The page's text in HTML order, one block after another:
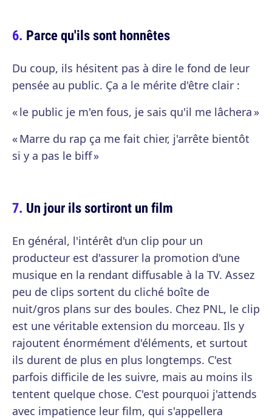
Parce qu'ils sont honnêtes
Du coup, ils hésitent pas à dire le fond de leur
pensée au public. Ça a le mérite d'être clair :
« le public je m'en fous, je sais qu'il me lâchera »
« Marre du rap ça me fait chier, j'arrête bientôt
si y a pas le biff »
Un jour ils sortiront un film
En général, l'intérêt d'un clip pour un
producteur est d'assurer la promotion d'une
musique en la rendant diffusable à la TV. Assez
peu de clips sortent du cliché boîte de
nuit/gros plans sur des boules. Chez PNL, le clip
est une véritable extension du morceau. Ils y
rajoutent énormément d'éléments, et surtout
ils durent de plus en plus longtemps. C'est
parfois difficile de les suivre, mais au moins ils
tentent quelque chose. C'est pourquoi j'attends
avec impatience leur film, qui s'appellera